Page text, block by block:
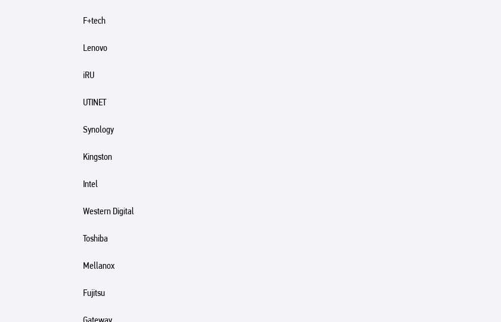
F+tech
Lenovo
iRU
UTINET
Synology
Kingston
Intel
Western Digital
Toshiba
Mellanox
Fujitsu